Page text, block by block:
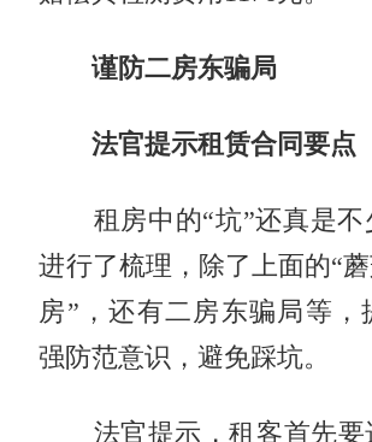
谨防二房东骗局
法官提示租赁合同要点
租房中的“坑”还真是不
进行了梳理，除了上面的“
房”，还有二房东骗局等，
强防范意识，避免踩坑。
法官提示，租客首先要